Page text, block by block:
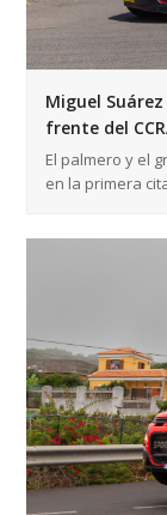
Miguel
frente del
El palmero y el
en la primera